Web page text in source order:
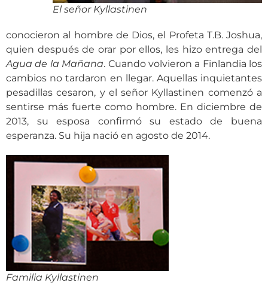
El señor Kyllastinen
conocieron al hombre de Dios, el Profeta T.B. Joshua,
quien después de orar por ellos, les hizo entrega del
Agua de la Mañana. Cuando volvieron a Finlandia los
cambios no tardaron en llegar. Aquellas inquietantes
pesadillas cesaron, y el señor Kyllastinen comenzó a
sentirse más fuerte como hombre. En diciembre de
2013, su esposa confirmó su estado de buena
esperanza. Su hija nació en agosto de 2014.
Familia Kyllastinen